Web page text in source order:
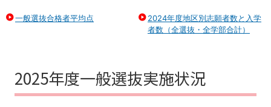
一般選抜合格者平均点
2024年度地区別志願者数と入学
者数（全選抜・全学部合計）
2025年度一般選抜実施状況